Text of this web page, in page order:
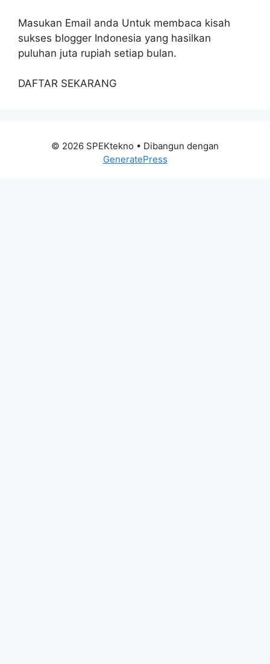
Masukan Email anda Untuk membaca kisah
sukses blogger Indonesia yang hasilkan
puluhan juta rupiah setiap bulan.
DAFTAR SEKARANG
© 2026 SPEKtekno • Dibangun dengan
GeneratePress